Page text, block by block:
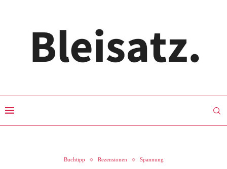
Buchtipp Rezensionen Spannung